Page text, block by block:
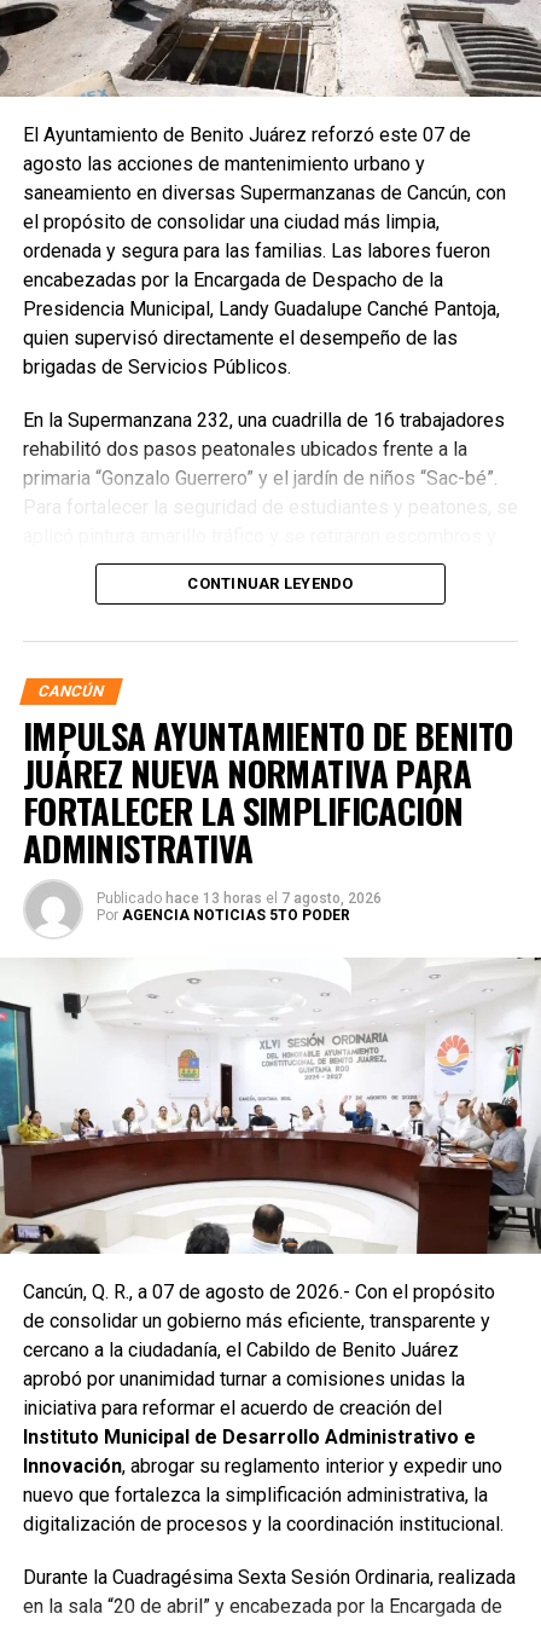
El Ayuntamiento de Benito Juárez reforzó este 07 de
agosto las acciones de mantenimiento urbano y
saneamiento en diversas Supermanzanas de Cancún, con
el propósito de consolidar una ciudad más limpia,
ordenada y segura para las familias. Las labores fueron
encabezadas por la Encargada de Despacho de la
Presidencia Municipal, Landy Guadalupe Canché Pantoja,
quien supervisó directamente el desempeño de las
brigadas de Servicios Públicos.
En la Supermanzana 232, una cuadrilla de 16 trabajadores
rehabilitó dos pasos peatonales ubicados frente a la
primaria “Gonzalo Guerrero” y el jardín de niños “Sac-bé”.
Para fortalecer la seguridad de estudiantes y peatones, se
residuos vegetales acumulados en la zona. Estas
acciones buscan garantizar entornos escolares más
Posteriormente, en la Supermanzana 238, se atendió la
solicitud de vecinos mediante el desazolve de un pozo
pluvial localizado en el cruce de la Calle 53 con Calle 112.
Con apoyo de una máquina perforadora y una unidad
Vactor, se liberó el captador para prevenir
encharcamientos y mejorar el flujo hidráulico, lo que fue
reconocido por la comunidad como una respuesta
oportuna del gobierno municipal.
se reconstruyó la losa de bóveda y se instaló una nueva
rejilla en un pozo dañado por el tránsito de vehículos
pesados. De manera simultánea, se recuperó un espacio
público utilizado como basurero clandestino, del cual se
han retirado aproximadamente 150 toneladas de
escombros, cacharros y desechos vegetales. Se estima
que el saneamiento concluirá en dos días.
Finalmente, las Unidades Verdes de SIRESOL Cancún
convertirse en punto de disposición ilegal de basura. El
Ayuntamiento exhortó a la ciudadanía a reportar estas
CONTINUAR LEYENDO
CANCÚN
IMPULSA AYUNTAMIENTO DE BENITO
JUÁREZ NUEVA NORMATIVA PARA
FORTALECER LA SIMPLIFICACIÓN
ADMINISTRATIVA
Publicado hace 13 horas el 7 agosto, 2026
Por AGENCIA NOTICIAS 5TO PODER
Cancún, Q. R., a 07 de agosto de 2026.- Con el propósito
de consolidar un gobierno más eficiente, transparente y
cercano a la ciudadanía, el Cabildo de Benito Juárez
aprobó por unanimidad turnar a comisiones unidas la
iniciativa para reformar el acuerdo de creación del
Instituto Municipal de Desarrollo Administrativo e
Innovación, abrogar su reglamento interior y expedir uno
nuevo que fortalezca la simplificación administrativa, la
digitalización de procesos y la coordinación institucional.
Durante la Cuadragésima Sexta Sesión Ordinaria, realizada
en la sala “20 de abril” y encabezada por la Encargada de